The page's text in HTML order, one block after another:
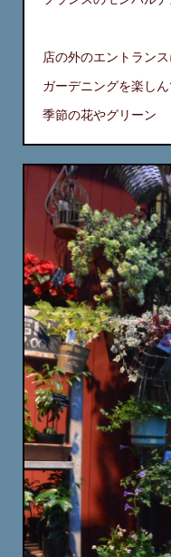
店の外のエントラン
ガーデニングを楽し
季節の花やグリーン